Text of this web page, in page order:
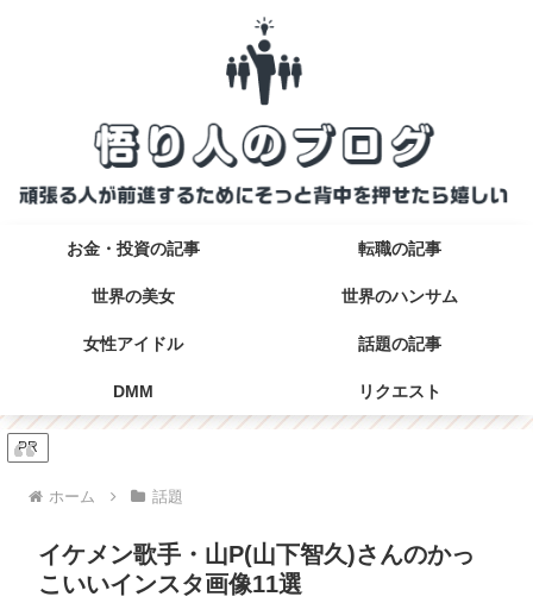
お金・投資の記事 転職の記事
世界の美女 世界のハンサム
女性アイドル 話題の記事
DMM リクエスト
PR
ホーム 話題
イケメン歌手・山P(山下智久)さんのかっ
こいいインスタ画像11選